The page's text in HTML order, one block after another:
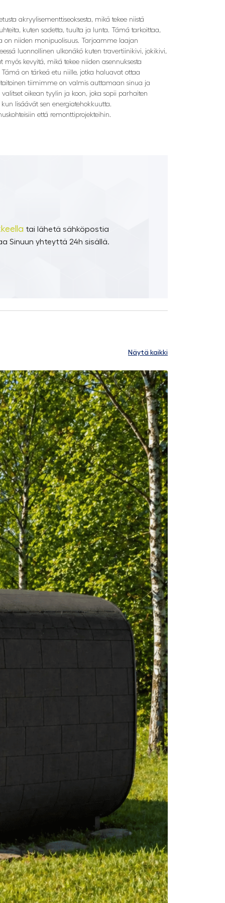
akryylisementtiseoksesta, mikä tekee niistä
kuten sadetta, tuulta ja lunta. Tämä tarkoittaa,
on niiden monipuolisuus. Tarjoamme laajan
luonnollinen ulkonäkö kuten travertiinikivi, jokikivi,
kevyitä, mikä tekee niiden asennuksesta
on tärkeä etu niille, jotka haluavat ottaa
tiimimme on valmis auttamaan sinua ja
oikean tyylin ja koon, joka sopii parhaiten
lisäävät sen energiatehokkuutta.
että remonttiprojekteihin.
tai lähetä sähköpostia
Sinuun yhteyttä 24h sisällä.
Näytä kaikki